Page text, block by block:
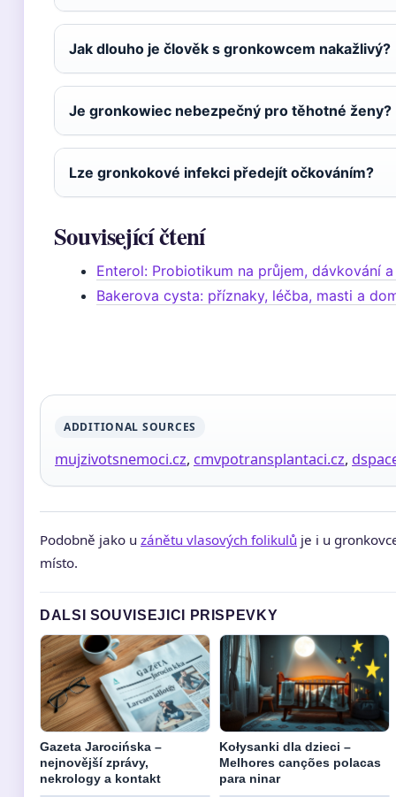
Jak dlouho je člověk s gronkowcem nakažlivý?
Je gronkowiec nebezpečný pro těhotné ženy?
Lze gronkokové infekci předejít očkováním?
Související čtení
Enterol: Probiotikum na průjem, dávkování
Bakerova cysta: příznaky, léčba, masti a
ADDITIONAL SOURCES
mujzivotsnemoci.cz, cmvpotransplantaci.cz,
Podobně jako u zánětu vlasových folikulů je i u
místo.
DALSI SOUVISEJICI PRISPEVKY
Gazeta Jarocińska –
nejnovější zprávy,
nekrology a kontakt
Kołysanki dla dzieci –
Melhores canções polacas
para ninar